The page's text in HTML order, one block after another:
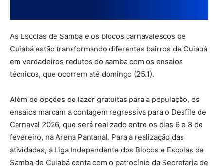
As Escolas de Samba e os blocos carnavalescos de
Cuiabá estão transformando diferentes bairros de Cuiabá
em verdadeiros redutos do samba com os ensaios
técnicos, que ocorrem até domingo (25.1).
Além de opções de lazer gratuitas para a população, os
ensaios marcam a contagem regressiva para o Desfile de
Carnaval 2026, que será realizado entre os dias 6 e 8 de
fevereiro, na Arena Pantanal. Para a realização das
atividades, a Liga Independente dos Blocos e Escolas de
Samba de Cuiabá conta com o patrocínio da Secretaria de